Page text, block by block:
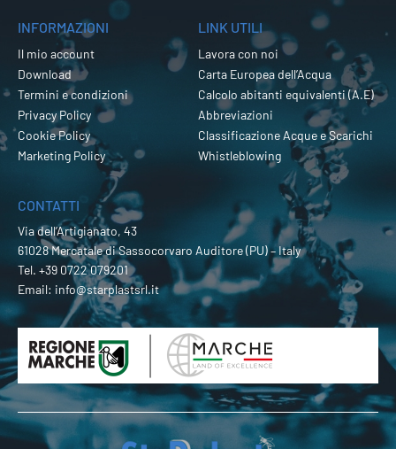
INFORMAZIONI
Il mio account
Download
Termini e condizioni
Privacy Policy
Cookie Policy
Marketing Policy
LINK UTILI
Lavora con noi
Carta Europea dell’Acqua
Calcolo abitanti equivalenti (A.E)
Abbreviazioni
Classificazione Acque e Scarichi
Whistleblowing
CONTATTI
Via dell’Artigianato, 43
61028 Mercatale di Sassocorvaro Auditore (PU) – Italy
Tel. +39 0722 079201
Email: info@starplastsrl.it